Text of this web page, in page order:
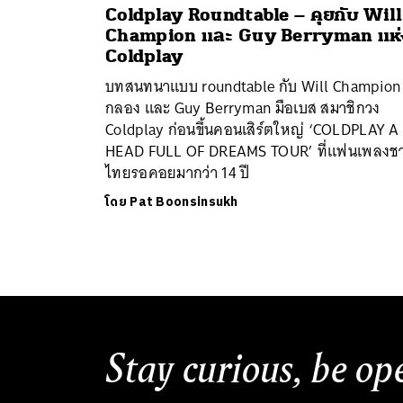
Coldplay Roundtable – คุยกับ Will
Champion และ Guy Berryman แห่
Coldplay
บทสนทนาแบบ roundtable กับ Will
กลอง และ Guy Berryman มือเบส สมาชิกวง
Coldplay ก่อนขึ้นคอนเสิร์ตใหญ่ ‘COLDPLAY A
HEAD FULL OF DREAMS TOUR’ ที่แฟนเพลงช
ไทยรอคอยมากว่า 14 ปี
โดย Pat Boonsinsukh
Stay curious, be